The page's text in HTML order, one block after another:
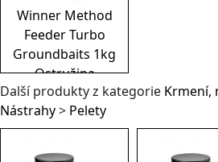
Winner Method
Feeder Turbo
Groundbaits 1kg
Ostružina
Další produkty z kategorie Krmení,
Nástrahy> Pelety